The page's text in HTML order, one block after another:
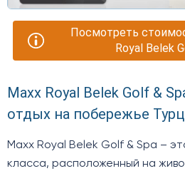
Посмотреть
Royal Belek
Maxx Royal Belek Golf &
отдых на побережье
Maxx Royal Belek Golf & Spa –
класса, расположенный на